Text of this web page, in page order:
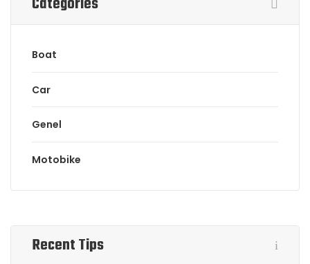
Boat
Car
Genel
Motobike
Recent Tips